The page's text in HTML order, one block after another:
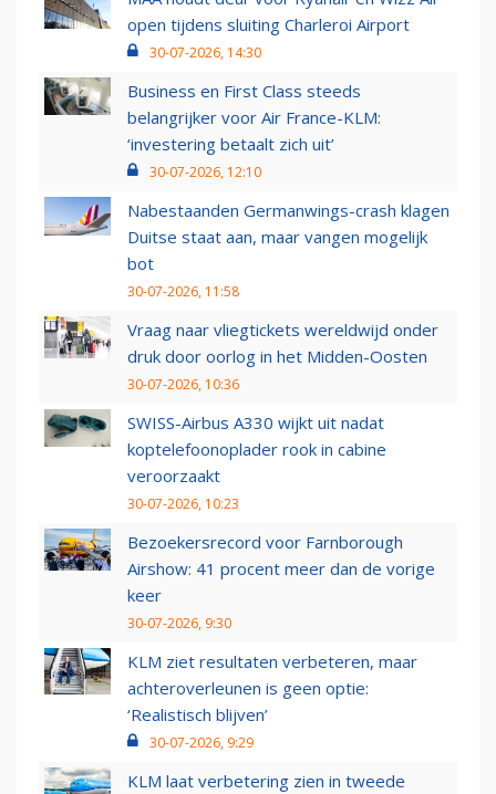
open tijdens sluiting Charleroi Airport
30-07-2026, 14:30
Business en First Class steeds
belangrijker voor Air France-KLM:
‘investering betaalt zich uit’
30-07-2026, 12:10
Nabestaanden Germanwings-crash klagen
Duitse staat aan, maar vangen mogelijk
bot
30-07-2026, 11:58
Vraag naar vliegtickets wereldwijd onder
druk door oorlog in het Midden-Oosten
30-07-2026, 10:36
SWISS-Airbus A330 wijkt uit nadat
koptelefoonoplader rook in cabine
veroorzaakt
30-07-2026, 10:23
Bezoekersrecord voor Farnborough
Airshow: 41 procent meer dan de vorige
keer
30-07-2026, 9:30
KLM ziet resultaten verbeteren, maar
achteroverleunen is geen optie:
‘Realistisch blijven’
30-07-2026, 9:29
KLM laat verbetering zien in tweede